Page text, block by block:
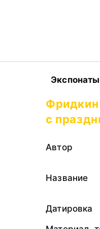
Экспонаты
с
Автор
Название
Датировка